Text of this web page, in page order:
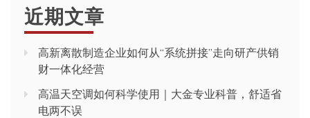
近期文章
高新离散制造企业如何从“系统拼接”走向研产供销
财一体化经营
高温天空调如何科学使用｜大金专业科普，舒适省
电两不误